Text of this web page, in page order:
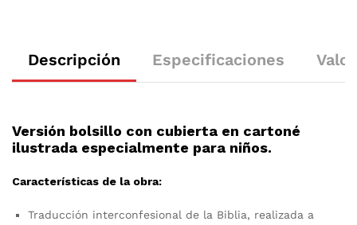
Descripción Especificaciones
Versión bolsillo con cubierta en cartoné
ilustrada especialmente para niños.
Características de la obra:
Traducción interconfesional de la Biblia, realizada a